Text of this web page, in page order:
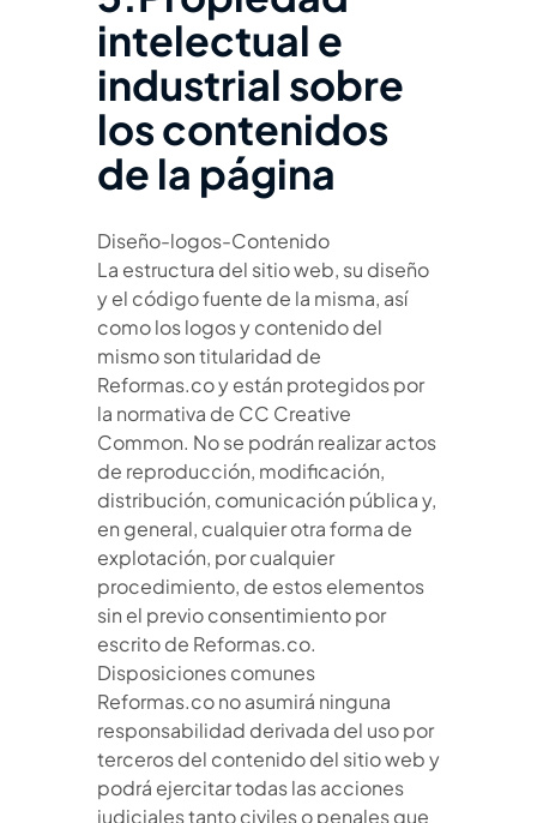
intelectual e
industrial sobre
los contenidos
de la página
Diseño-logos-Contenido
La estructura del sitio web, su diseño
y el código fuente de la misma, así
como los logos y contenido del
mismo son titularidad de
Reformas.co y están protegidos por
la normativa de CC Creative
Common. No se podrán realizar actos
de reproducción, modificación,
distribución, comunicación pública y,
en general, cualquier otra forma de
explotación, por cualquier
procedimiento, de estos elementos
sin el previo consentimiento por
escrito de Reformas.co.
Disposiciones comunes
Reformas.co no asumirá ninguna
responsabilidad derivada del uso por
terceros del contenido del sitio web y
podrá ejercitar todas las acciones
judiciales tanto civiles o penales que